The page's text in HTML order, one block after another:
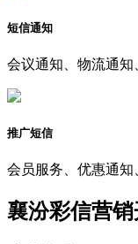
短信通知
会议通知、物流通
推广短信
会员服务、优惠通知
襄汾彩信营